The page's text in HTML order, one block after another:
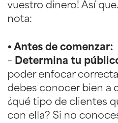
vuestro dinero! Así
nota:
• Antes de comenzar:
– Determina tu
poder enfocar
debes conocer bien a
¿qué tipo de clientes
con ella? Si no